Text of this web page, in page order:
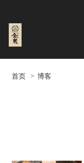
首页 博客